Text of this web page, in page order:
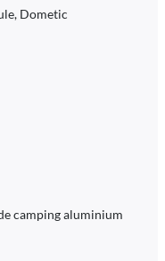
Dometic
camping aluminium